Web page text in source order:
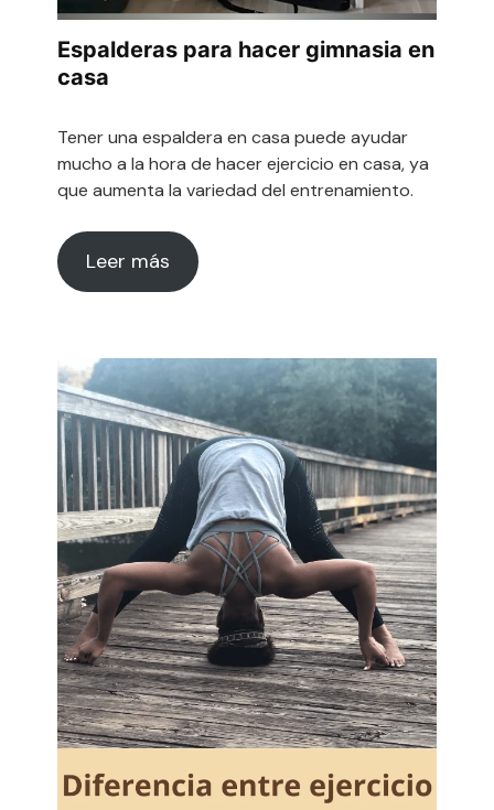
Espalderas para hacer gimnasia en
casa
Tener una espaldera en casa puede ayudar
mucho a la hora de hacer ejercicio en casa, ya
que aumenta la variedad del entrenamiento.
Leer más